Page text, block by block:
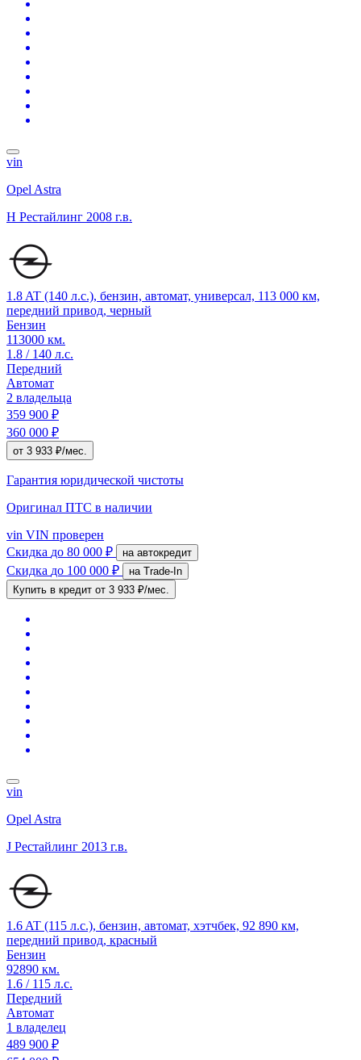
vin
Opel Astra
H Рестайлинг 2008 г.в.
1.8 AT (140 л.с.), бензин, автомат, универсал, 113 000 км,
передний привод, черный
Бензин
113000 км.
1.8 / 140 л.с.
Передний
Автомат
2 владельца
359 900 ₽
360 000 ₽
от 3 933 ₽/мес.
Гарантия юридической чистоты
Оригинал ПТС в наличии
vin VIN проверен
Скидка до 80 000 ₽ на автокредит
Скидка до 100 000 ₽
на Trade-In
Купить в кредит от 3 933 ₽/мес.
vin
Opel Astra
J Рестайлинг 2013 г.в.
1.6 AT (115 л.с.), бензин, автомат, хэтчбек, 92 890 км,
передний привод, красный
Бензин
92890 км.
1.6 / 115 л.с.
Передний
Автомат
1 владелец
489 900 ₽